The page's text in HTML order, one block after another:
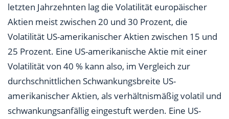
letzten Jahrzehnten lag die Volatilität europäischer
Aktien meist zwischen 20 und 30 Prozent, die
Volatilität US-amerikanischer Aktien zwischen 15 und
25 Prozent. Eine US-amerikanische Aktie mit einer
Volatilität von 40 % kann also, im Vergleich zur
durchschnittlichen Schwankungsbreite US-
amerikanischer Aktien, als verhältnismäßig volatil und
schwankungsanfällig eingestuft werden. Eine US-